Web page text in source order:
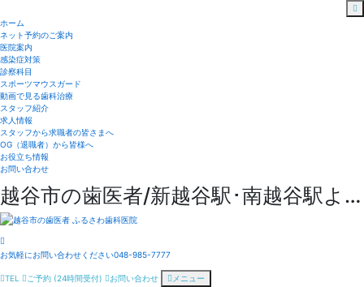
じ
ホーム
ネット予約のご案内
医院案内
感染症対策
診察科目
スポーツマウスガード
動画で見る歯科治療
スタッフ紹介
求人情報
スタッフから求職者の皆さまへ
OG（退職者）から皆様へ
お役立ち情報
お問い合わせ
越谷市の歯医者/新越谷駅･南越谷駅より徒歩3分
お気軽にお問い合わせください048-985-7777
TEL ご予約 (24時間受付) お問い合わせ
メニュー